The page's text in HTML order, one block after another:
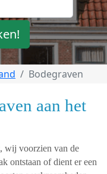
Bodegraven
aan het
wij voorzien van de
ontstaan of dient er een